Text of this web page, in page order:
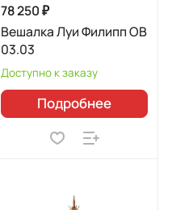
78 250 ₽
Вешалка Луи Филипп ОВ
03.03
Доступно к заказу
Подробнее